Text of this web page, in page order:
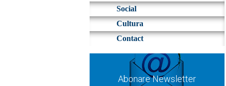
Social
Cultura
Contact
Abonare Newsletter